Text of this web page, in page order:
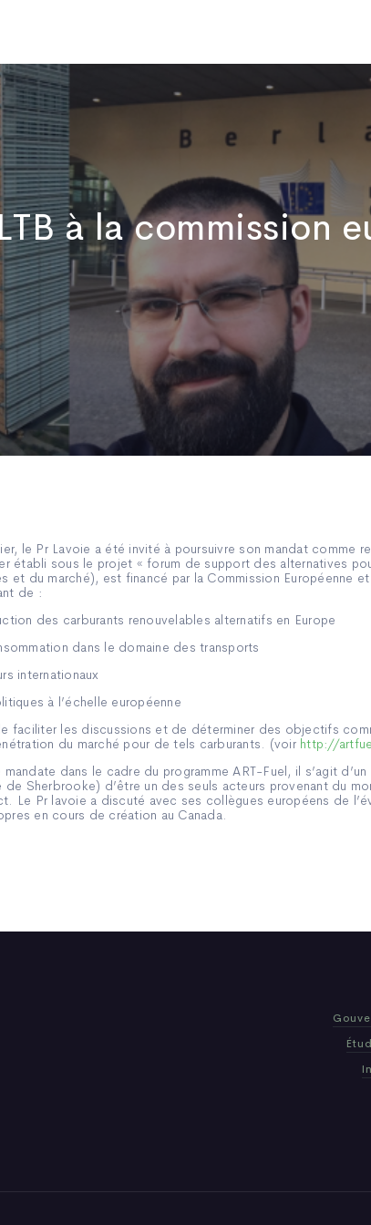
à la commission
le Pr Lavoie a été invité à poursuivre son mandat comme
établi sous le projet « forum de support des alternatives
et du marché), est financé par la Commission Européenne
de :
des carburants renouvelables alternatifs en Europe
dans le domaine des transports
internationaux
à l’échelle européenne
faciliter les discussions et de déterminer des objectifs
du marché pour de tels carburants. (voir http://
dans le cadre du programme ART-Fuel, il s’agit
de Sherbrooke) d’être un des seuls acteurs provenant du
Le Pr lavoie a discuté avec ses collègues européens de
en cours de création au Canada.